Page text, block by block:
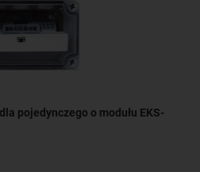
pojedynczego o modułu EKS-